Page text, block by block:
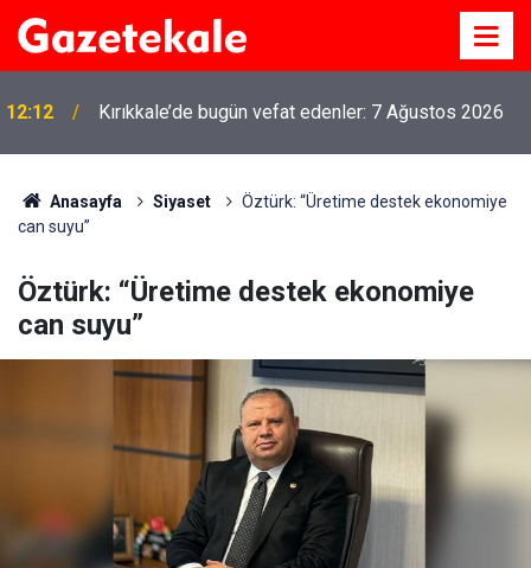
12:12 Kırıkkale’de bugün vefat edenler: 7 Ağustos 2026
11:21
MKE’nin Yerli Savunma Teknolojileri Dünya
Sahnesinde
Anasayfa Siyaset
Öztürk: “Üretime destek ekonomiye
can suyu”
Öztürk: “Üretime destek ekonomiye
can suyu”